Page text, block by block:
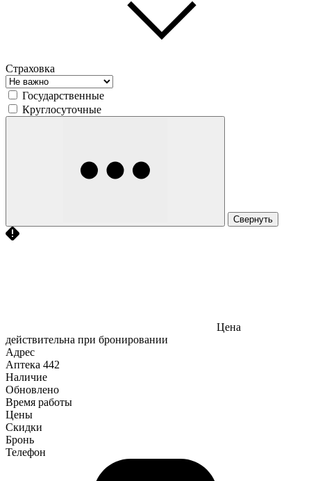
Страховка
Государственные
Круглосуточные
Свернуть
Цена
действительна при бронировании
Адрес
Аптека 442
Наличие
Обновлено
Время работы
Цены
Скидки
Бронь
Телефон